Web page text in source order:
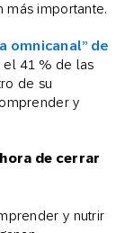
más importante.
omnicanal” de
el 41 % de las
de su
y
de cerrar
y nutrir